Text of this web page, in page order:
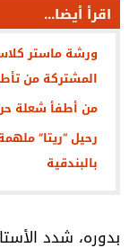
اقرأ أيضا...
المشتركة من
من أطفأ شعلة
رحيل “ريتا”
بالبندقية
بدوره، شدد